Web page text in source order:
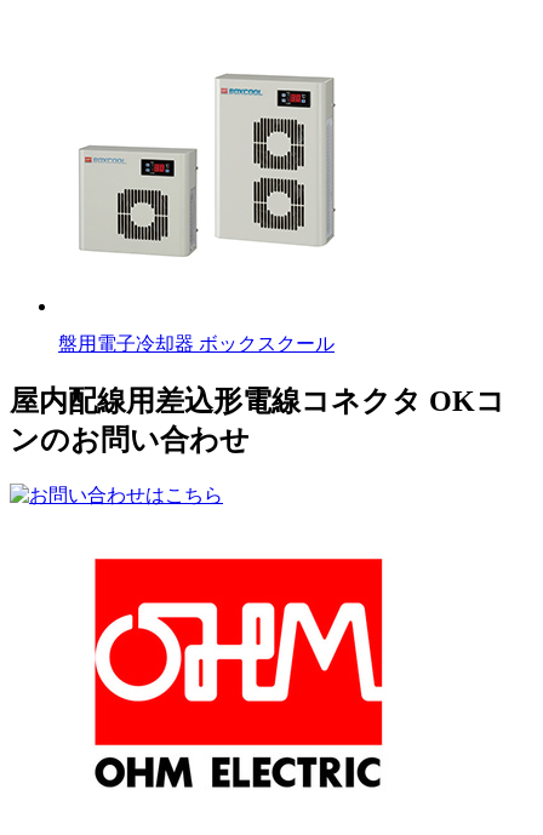
盤用電子冷却器 ボックスクール
屋内配線用差込形電線コネクタ OKコ
ンのお問い合わせ